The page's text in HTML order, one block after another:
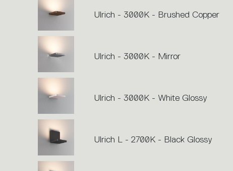
Ulrich - 3000K - Brushed Copper
Ulrich - 3000K - Mirror
Ulrich - 3000K - White Glossy
Ulrich L - 2700K - Black Glossy